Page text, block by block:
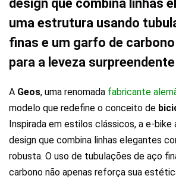
design que combina linhas
uma estrutura usando
finas e um garfo de
para a leveza
A Geos, uma renomada fabricante
modelo que redefine o conceito de
Inspirada em estilos clássicos, a e-bike
design que combina linhas elegantes
robusta. O uso de tubulações de aço
carbono não apenas reforça sua